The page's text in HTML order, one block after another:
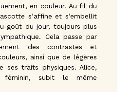
en couleur. Au fil du
s’affine et s’embellit
goût du jour, toujours plus
Cela passe par
des contrastes et
ainsi que de légères
ses traits physiques. Alice,
féminin, subit le même